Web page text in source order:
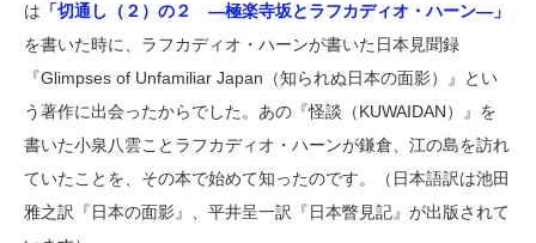
は 「切通し（２）の２ ―極楽寺坂とラフカディオ・ハーン―」
を書いた時に、ラフカディオ・ハーンが書いた日本見聞録
『Glimpses of Unfamiliar Japan（知られぬ日本の面影）』とい
う著作に出会ったからでした。あの『怪談（KUWAIDAN）』を
書いた小泉八雲ことラフカディオ・ハーンが鎌倉、江の島を訪れ
ていたことを、その本で始めて知ったのです。（日本語訳は池田
雅之訳『日本の面影』、平井呈一訳『日本瞥見記』が出版されて